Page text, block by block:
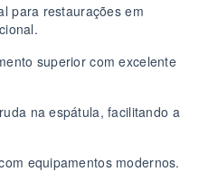
para restaurações em
superior com excelente
na espátula, facilitando a
equipamentos modernos.